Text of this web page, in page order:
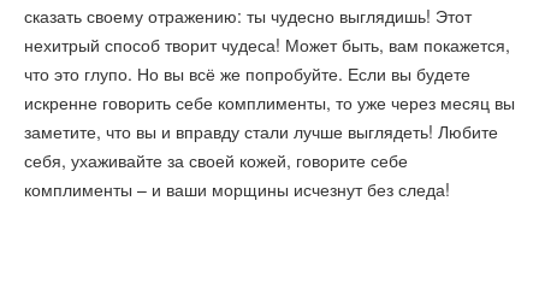
сказать своему отражению: ты чудесно выглядишь! Этот
нехитрый способ творит чудеса! Может быть, вам покажется,
что это глупо. Но вы всё же попробуйте. Если вы будете
искренне говорить себе комплименты, то уже через месяц вы
заметите, что вы и вправду стали лучше выглядеть! Любите
себя, ухаживайте за своей кожей, говорите себе
комплименты – и ваши морщины исчезнут без следа!